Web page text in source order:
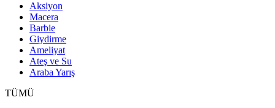
Aksiyon
Macera
Barbie
Giydirme
Ameliyat
Ateş ve Su
Araba Yarış
TÜMÜ